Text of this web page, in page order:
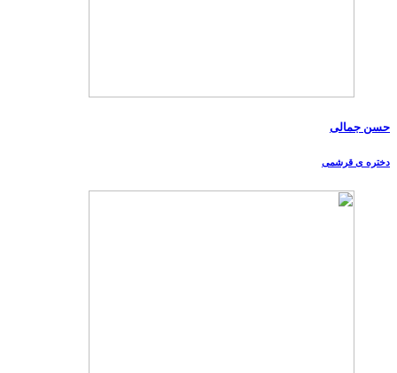
حسن جمالی
دختره ی قرشمی